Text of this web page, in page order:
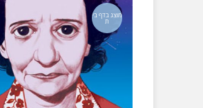
מוצג בדף בי
ת